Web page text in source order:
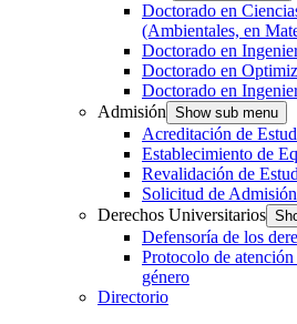
Doctorado en
(Ambientales, en
Doctorado en
Doctorado en
Doctorado en
Admisión Show sub menu
Acreditación de
Establecimiento de
Revalidación de
Solicitud de Admisión
Derechos Universitarios
Defensoría de los
Protocolo de
género
Directorio